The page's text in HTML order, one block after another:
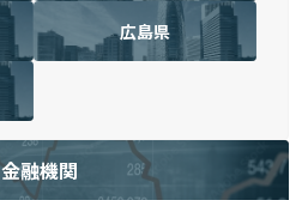
広島県
金融機関